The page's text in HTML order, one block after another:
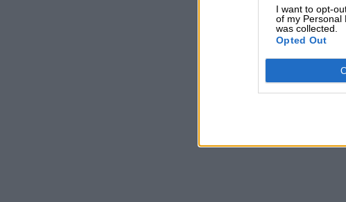
I want to opt-
of my Personal
was collected.
Opted Out